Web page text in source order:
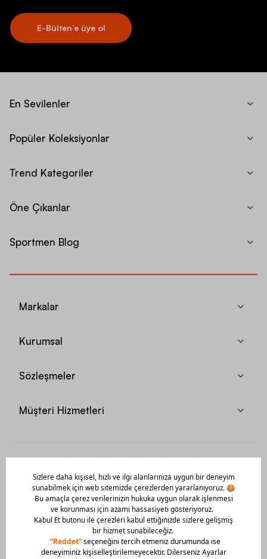
E-Bülten’e üye ol
En Sevilenler
Popüler Koleksiyonlar
Trend Kategoriler
Öne Çıkanlar
Sportmen Blog
Markalar
Kurumsal
Sözleşmeler
Müşteri Hizmetleri
Mobil Uygulamamızı Hemen İndir!